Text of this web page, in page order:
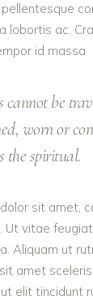
lobortis ac.
id massa
cannot be
worn or
the spiritual.
sit amet,
Ut vitae
Aliquam ut
amet
elit tincidunt